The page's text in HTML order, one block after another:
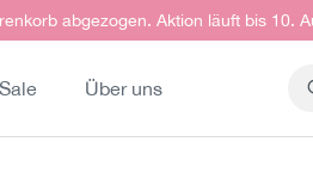
abgezogen. Aktion läuft bis 10.
Sale Über uns